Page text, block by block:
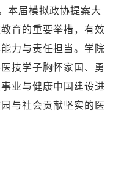
本届模拟政协提案大
育的重要举措，有效
力与责任担当。学院
技学子胸怀家国、勇
业与健康中国建设进
与社会贡献坚实的医